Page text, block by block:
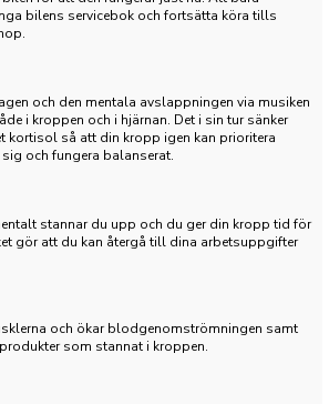
bilens servicebok och fortsätta köra tills
och den mentala avslappningen via musiken
i kroppen och i hjärnan. Det i sin tur sänker
kortisol så att din kropp igen kan prioritera
och fungera balanserat.
stannar du upp och du ger din kropp tid för
gör att du kan återgå till dina arbetsuppgifter
och ökar blodgenomströmningen samt
som stannat i kroppen.